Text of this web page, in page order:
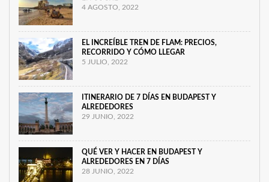
4 AGOSTO, 2022
EL INCREÍBLE TREN DE FLAM: PRECIOS,
RECORRIDO Y CÓMO LLEGAR
5 JULIO, 2022
ITINERARIO DE 7 DÍAS EN BUDAPEST Y
ALREDEDORES
29 JUNIO, 2022
QUÉ VER Y HACER EN BUDAPEST Y
ALREDEDORES EN 7 DÍAS
28 JUNIO, 2022